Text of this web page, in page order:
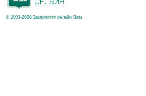
© 2003-2026 Закарпаття онлайн Beta